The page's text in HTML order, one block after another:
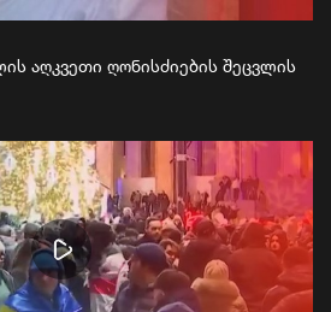
აღკვეთი ღონისძიების შეცვლის